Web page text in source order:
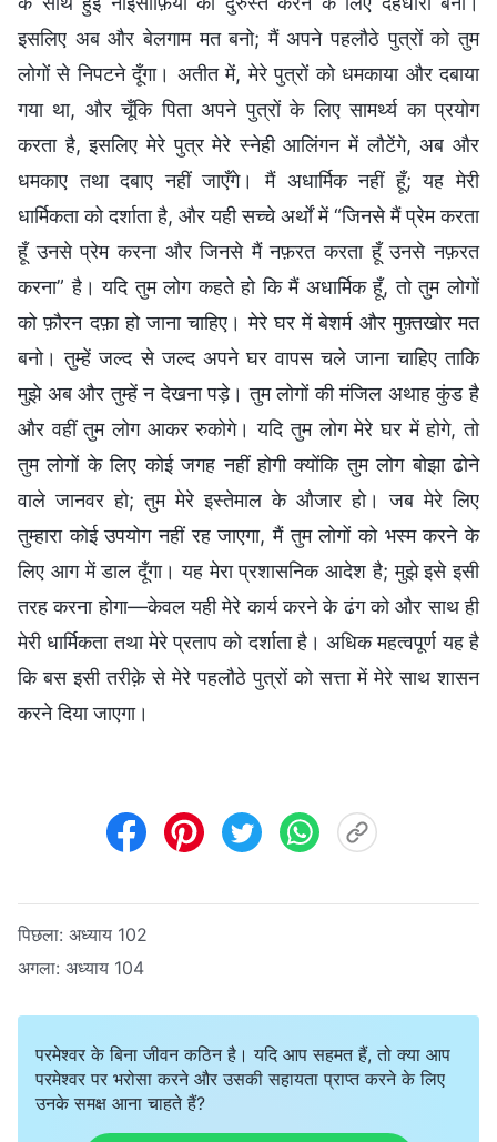
इसलिए अब और बेलगाम मत बनो; मैं अपने पहलौठे पुत्रों को तुम
लोगों से निपटने दूँगा। अतीत में, मेरे पुत्रों को धमकाया और दबाया
गया था, और चूँकि पिता अपने पुत्रों के लिए सामर्थ्य का प्रयोग
करता है, इसलिए मेरे पुत्र मेरे स्नेही आलिंगन में लौटेंगे, अब और
धमकाए तथा दबाए नहीं जाएँगे। मैं अधार्मिक नहीं हूँ; यह मेरी
धार्मिकता को दर्शाता है, और यही सच्चे अर्थों में “जिनसे मैं प्रेम करता
हूँ उनसे प्रेम करना और जिनसे मैं नफ़रत करता हूँ उनसे नफ़रत
करना” है। यदि तुम लोग कहते हो कि मैं अधार्मिक हूँ, तो तुम लोगों
को फ़ौरन दफ़ा हो जाना चाहिए। मेरे घर में बेशर्म और मुफ़्तखोर मत
बनो। तुम्हें जल्द से जल्द अपने घर वापस चले जाना चाहिए ताकि
मुझे अब और तुम्हें न देखना पड़े। तुम लोगों की मंजिल अथाह कुंड है
और वहीं तुम लोग आकर रुकोगे। यदि तुम लोग मेरे घर में होगे, तो
तुम लोगों के लिए कोई जगह नहीं होगी क्योंकि तुम लोग बोझा ढोने
वाले जानवर हो; तुम मेरे इस्तेमाल के औजार हो। जब मेरे लिए
तुम्हारा कोई उपयोग नहीं रह जाएगा, मैं तुम लोगों को भस्म करने के
लिए आग में डाल दूँगा। यह मेरा प्रशासनिक आदेश है; मुझे इसे इसी
तरह करना होगा—केवल यही मेरे कार्य करने के ढंग को और साथ ही
मेरी धार्मिकता तथा मेरे प्रताप को दर्शाता है। अधिक महत्वपूर्ण यह है
कि बस इसी तरीक़े से मेरे पहलौठे पुत्रों को सत्ता में मेरे साथ शासन
करने दिया जाएगा।
पिछला: अध्याय 102
अगला: अध्याय 104
परमेश्वर के बिना जीवन कठिन है। यदि आप सहमत हैं, तो क्या आप
परमेश्वर पर भरोसा करने और उसकी सहायता प्राप्त करने के लिए
उनके समक्ष आना चाहते हैं?